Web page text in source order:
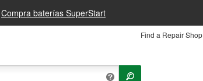
Compra baterías SuperStart
Find a Repair Shop